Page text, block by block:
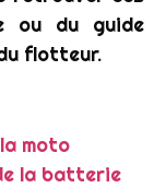
ou du guide
du flotteur.
moto
la batterie